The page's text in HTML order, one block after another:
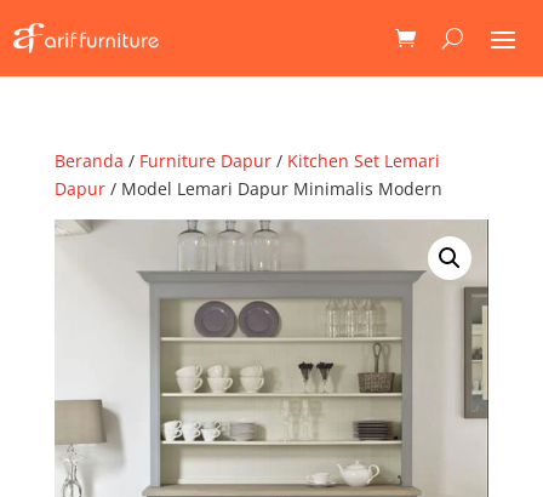
Beranda / Furniture Dapur/ Kitchen Set Lemari
Dapur/ Model Lemari Dapur Minimalis Modern